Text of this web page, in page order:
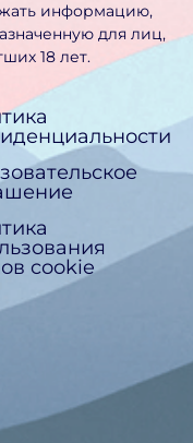
информацию,
для лиц,
18 лет.
cookie